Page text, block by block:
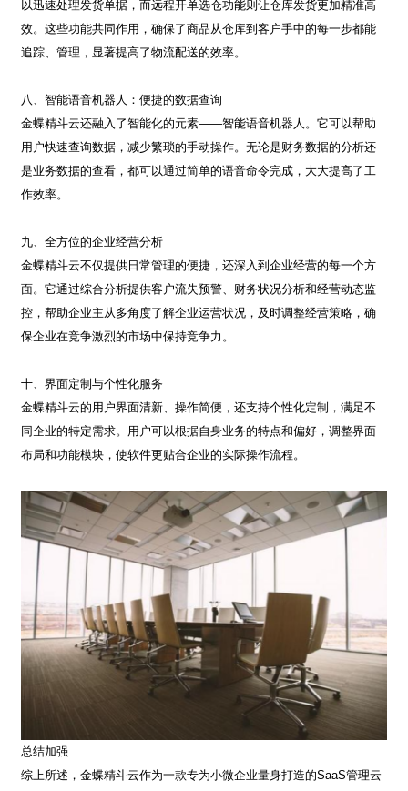
以迅速处理发货单据，而远程开单选仓功能则让仓库发货更加精准高
效。这些功能共同作用，确保了商品从仓库到客户手中的每一步都能
追踪、管理，显著提高了物流配送的效率。
八、智能语音机器人：便捷的数据查询
金蝶精斗云还融入了智能化的元素——智能语音机器人。它可以帮助
用户快速查询数据，减少繁琐的手动操作。无论是财务数据的分析还
是业务数据的查看，都可以通过简单的语音命令完成，大大提高了工
作效率。
九、全方位的企业经营分析
金蝶精斗云不仅提供日常管理的便捷，还深入到企业经营的每一个方
面。它通过综合分析提供客户流失预警、财务状况分析和经营动态监
控，帮助企业主从多角度了解企业运营状况，及时调整经营策略，确
保企业在竞争激烈的市场中保持竞争力。
十、界面定制与个性化服务
金蝶精斗云的用户界面清新、操作简便，还支持个性化定制，满足不
同企业的特定需求。用户可以根据自身业务的特点和偏好，调整界面
布局和功能模块，使软件更贴合企业的实际操作流程。
总结加强
综上所述，金蝶精斗云作为一款专为小微企业量身打造的SaaS管理云